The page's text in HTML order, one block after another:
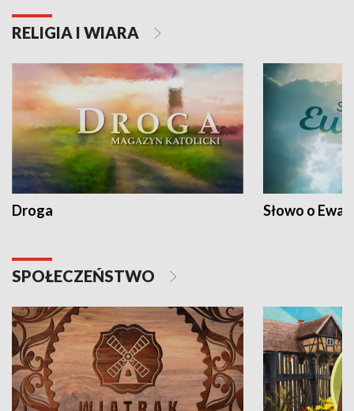
RELIGIA I WIARA
Droga Słowo o
SPOŁECZEŃSTWO